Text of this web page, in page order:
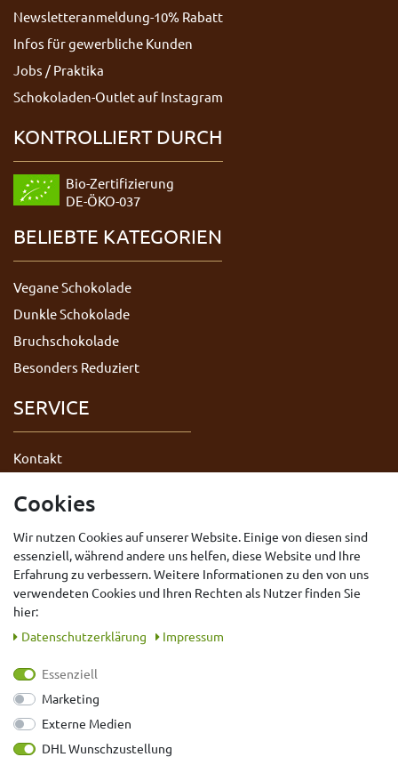
Newsletteranmeldung-10% Rabatt
Infos für gewerbliche Kunden
Jobs / Praktika
Schokoladen-Outlet auf Instagram
KONTROLLIERT DURCH
Bio-Zertifizierung
DE-ÖKO-037
BELIEBTE KATEGORIEN
Vegane Schokolade
Dunkle Schokolade
Bruchschokolade
Besonders Reduziert
SERVICE
Kontakt
AGB
Impressum
Widerrufsrecht
Vertrag widerrufen
Cookies
Wir nutzen Cookies auf unserer Website. Einige von diesen sind
essenziell, während andere uns helfen, diese Website und Ihre
Erfahrung zu verbessern. Weitere Informationen zu den von uns
verwendeten Cookies und Ihren Rechten als Nutzer finden Sie
hier:
Daten­schutz­erklärung
Impressum
Essenziell
Marketing
Externe Medien
DHL Wunschzustellung